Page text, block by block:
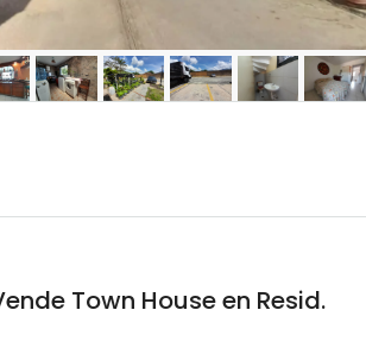
Town House en Resid.